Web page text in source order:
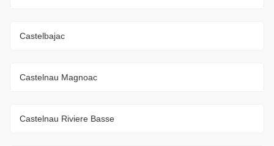
Castelbajac
Castelnau Magnoac
Castelnau Riviere Basse